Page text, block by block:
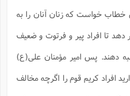
خطاب خواست که زنان آنان را به
تا افراد پیر و فرتوت و ضعیف
دهند. پس امیر مؤمنان علی(ع)
افراد کریم قوم را اگرچه مخالف